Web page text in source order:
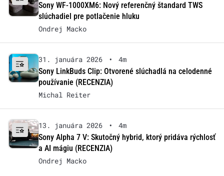
Sony WF-1000XM6: Nový referenčný štandard TWS
slúchadiel pre potlačenie hluku
Ondrej Macko
31. januára 2026 •
4m
Sony LinkBuds Clip: Otvorené slúchadlá na celodenné
používanie (RECENZIA)
Michal Reiter
13. januára 2026 •
4m
Sony Alpha 7 V: Skutočný hybrid, ktorý pridáva rýchlosť
a AI mágiu (RECENZIA)
Ondrej Macko